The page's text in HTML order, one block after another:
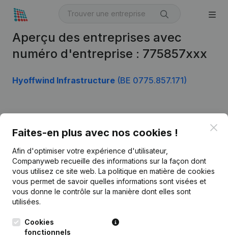
Aperçu des entreprises avec
numéro d'entreprise : 775857xxx
Hyoffwind Infrastructure (BE 0775.857.171)
Faites-en plus avec nos cookies !
Afin d'optimiser votre expérience d'utilisateur,
Companyweb recueille des informations sur la façon dont
vous utilisez ce site web. La politique en matière de cookies
vous permet de savoir quelles informations sont visées et
vous donne le contrôle sur la manière dont elles sont
utilisées.
Cookies
fonctionnels
Français
Kantorenpark Everest
Leuvensesteenweg
1800 Vilvoorde
Informations d’entreprise
Monitoring
Recherche internationale
Prospection